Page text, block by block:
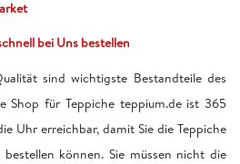
bei Uns bestellen
sind wichtigste Bestandteile des
Shop für Teppiche teppium.de ist 365
Uhr erreichbar, damit Sie die Teppiche
können. Sie müssen nicht die